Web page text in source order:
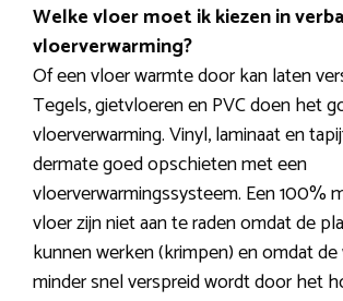
Welke vloer moet ik kiezen in
vloerverwarming?
Of een vloer warmte door kan laten
Tegels, gietvloeren en PVC doen het
vloerverwarming. Vinyl, laminaat en
dermate goed opschieten met een
vloerverwarmingssysteem. Een 100%
vloer zijn niet aan te raden omdat de
kunnen werken (krimpen) en omdat
minder snel verspreid wordt door het